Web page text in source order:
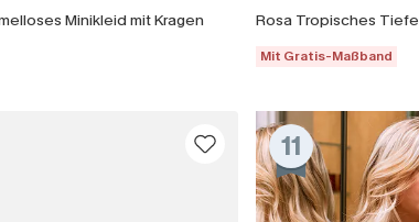
Minikleid mit Kragen
Mit Gratis-Maßband
11